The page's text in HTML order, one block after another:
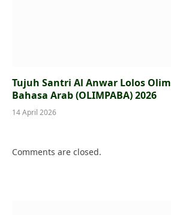
Tujuh Santri Al Anwar Lolos
Bahasa Arab (OLIMPABA) 2026
14 April 2026
Comments are closed.